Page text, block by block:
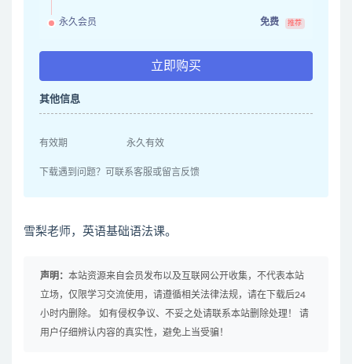
永久会员 免费 推荐
立即购买
其他信息
有效期 永久有效
下载遇到问题？可联系客服或留言反馈
雪梨老师，英语基础语法课。
声明： 本站资源来自会员发布以及互联网公开收集，不代表本站
立场，仅限学习交流使用，请遵循相关法律法规，请在下载后24
小时内删除。 如有侵权争议、不妥之处请联系本站删除处理！ 请
用户仔细辨认内容的真实性，避免上当受骗！